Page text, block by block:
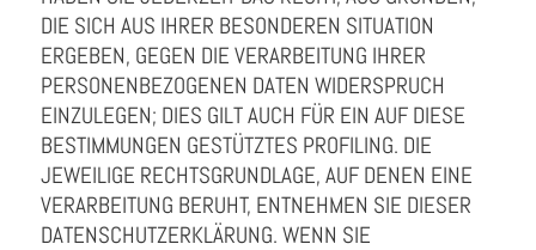
DIE SICH AUS IHRER BESONDEREN SITUATION
ERGEBEN, GEGEN DIE VERARBEITUNG IHRER
PERSONENBEZOGENEN DATEN WIDERSPRUCH
EINZULEGEN; DIES GILT AUCH FÜR EIN AUF DIESE
BESTIMMUNGEN GESTÜTZTES PROFILING. DIE
JEWEILIGE RECHTSGRUNDLAGE, AUF DENEN EINE
VERARBEITUNG BERUHT, ENTNEHMEN SIE DIESER
DATENSCHUTZERKLÄRUNG. WENN SIE